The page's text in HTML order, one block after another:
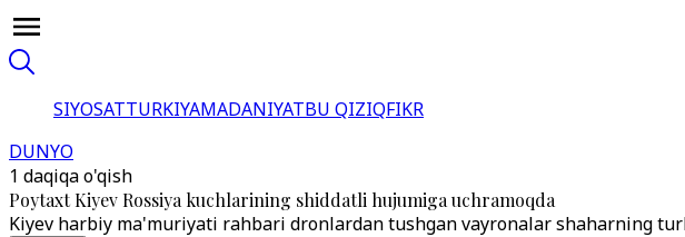
SIYOSATTURKIYAMADANIYATBU QIZIQFIKR
DUNYO
1 daqiqa o'qish
Poytaxt Kiyev Rossiya kuchlarining shiddatli hujumiga uchramoqda
Kiyev harbiy ma'muriyati rahbari dronlardan tushgan vayronalar shaharning